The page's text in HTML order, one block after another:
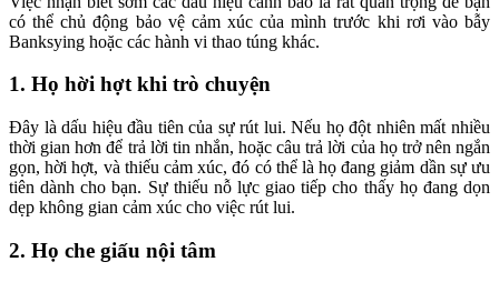
có thể chủ động bảo vệ cảm xúc của mình trước khi rơi vào bẫy
Banksying hoặc các hành vi thao túng khác.
1. Họ hời hợt khi trò chuyện
Đây là dấu hiệu đầu tiên của sự rút lui. Nếu họ đột nhiên mất nhiều
thời gian hơn để trả lời tin nhắn, hoặc câu trả lời của họ trở nên ngắn
gọn, hời hợt, và thiếu cảm xúc, đó có thể là họ đang giảm dần sự ưu
tiên dành cho bạn. Sự thiếu nỗ lực giao tiếp cho thấy họ đang dọn
dẹp không gian cảm xúc cho việc rút lui.
2. Họ che giấu nội tâm